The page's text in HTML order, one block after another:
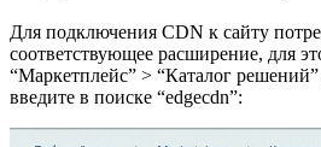
Для подключения CDN к сайту
соответствующее расширение, для
“Маркетплейс” > “Каталог
введите в поиске “edgecdn”: